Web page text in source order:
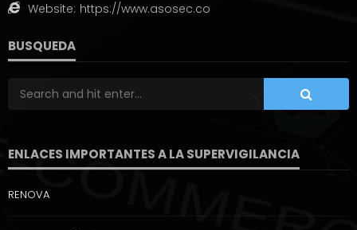
Website: https://www.asosec.co
BUSQUEDA
ENLACES IMPORTANTES A LA SUPERVIGILANCIA
RENOVA